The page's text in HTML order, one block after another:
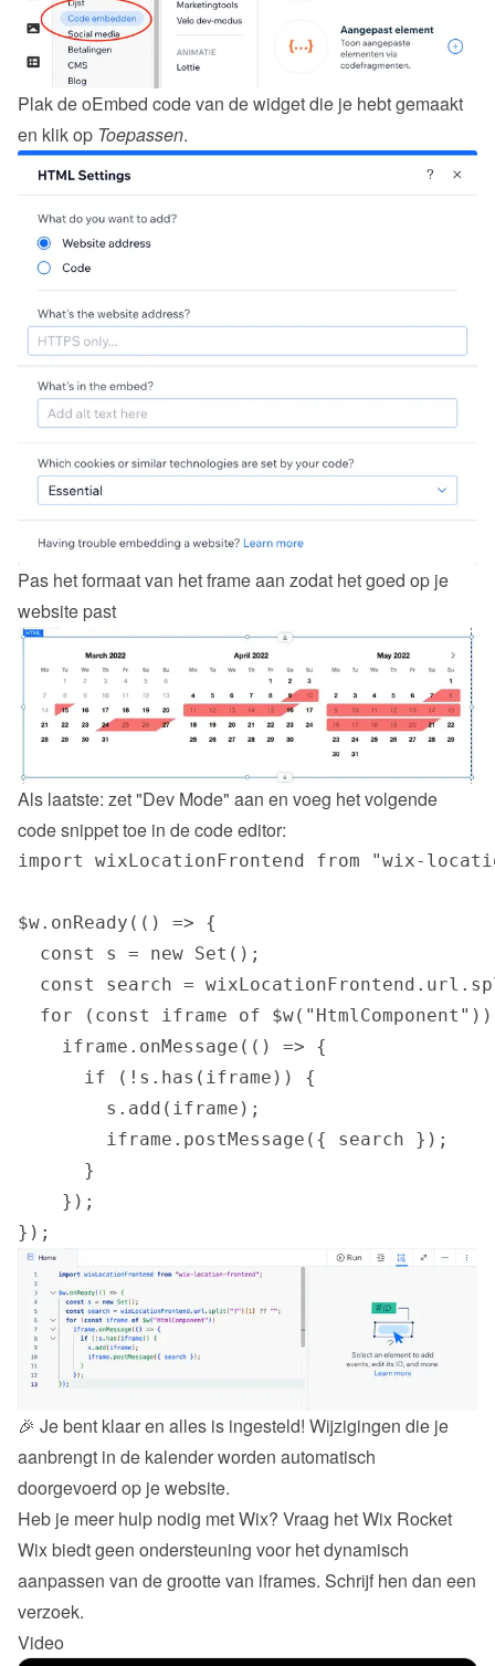
Plak de oEmbed code van de widget die je hebt gemaakt
en klik op Toepassen.
Pas het formaat van het frame aan zodat het goed op je
website past
Als laatste: zet "Dev Mode" aan en voeg het volgende
code snippet toe in de code editor:
import wixLocationFrontend from "wix-
$w.onReady(() => {
  const s = new Set();
const search =
  for (const iframe of $w("HtmlComponent"))
    iframe.onMessage(() => {
      if (!s.has(iframe)) {
        s.add(iframe);
        iframe.postMessage({ search });
      }
    });
});
🎉 Je bent klaar en alles is ingesteld! Wijzigingen die je
aanbrengt in de kalender worden automatisch
doorgevoerd op je website.
Heb je meer hulp nodig met Wix? Vraag het Wix Rocket
Wix biedt geen ondersteuning voor het dynamisch
aanpassen van de grootte van iframes. Schrijf hen dan een
verzoek.
Video